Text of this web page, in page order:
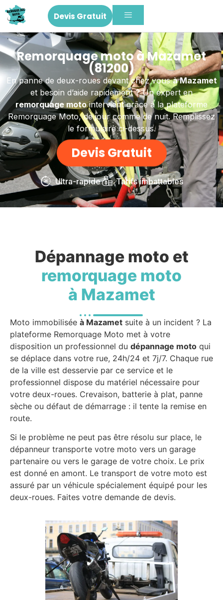
Devis Gratuit
Remorquage moto à Mazamet
(81200)
En panne de deux-roues devant chez vousà Mazamet
et besoin d’aide rapidement ? Un expert en
remorquage motointervient grâce à la plateforme
Remorquage Moto, de jour comme de nuit. Remplissez
le formulaire ci-dessus.
Devis Gratuit
Ultra-rapide Tarifs imbattables
Dépannage moto et
remorquage moto
à Mazamet
Moto immobilisée à Mazamet suite à un incident ? La
plateforme Remorquage Moto met à votre
disposition un professionnel du dépannage moto qui
se déplace dans votre rue, 24h/24 et 7j/7. Chaque rue
de la ville est desservie par ce service et le
professionnel dispose du matériel nécessaire pour
votre deux-roues. Crevaison, batterie à plat, panne
sèche ou défaut de démarrage : il tente la remise en
route.
Si le problème ne peut pas être résolu sur place, le
dépanneur transporte votre moto vers un garage
partenaire ou vers le garage de votre choix. Le prix
est donné en amont. Le transport de votre moto est
assuré par un véhicule spécialement équipé pour les
deux-roues. Faites votre demande de devis.